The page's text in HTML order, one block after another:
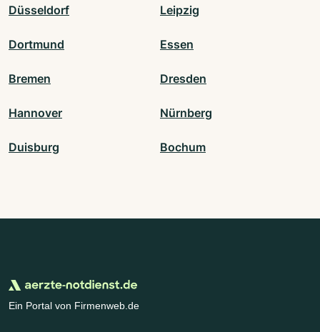
Düsseldorf Leipzig
Dortmund Essen
Bremen Dresden
Hannover Nürnberg
Duisburg Bochum
Ein Portal von Firmenweb.de